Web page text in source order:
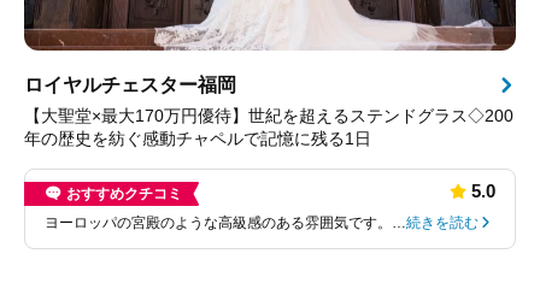
ロイヤルチェスター福岡
【大聖堂×最大170万円優待】世紀を超えるステンドグラス◇200
年の歴史を紡ぐ感動チャペルで記憶に残る1日
おすすめクチコミ 5.0
ヨーロッパの宮殿のような高級感のある雰囲気です。…続きを読む